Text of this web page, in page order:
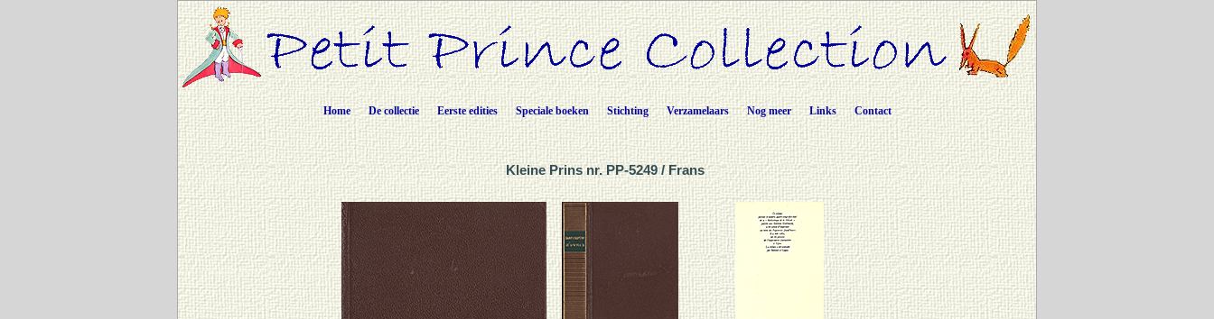
Home De collectie Eerste edities Speciale boeken Stichting Verzamelaars Nog meer Links Contact
Kleine Prins nr. PP-5249 / Frans